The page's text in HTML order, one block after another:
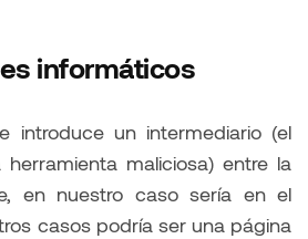
informáticos
introduce un intermediario (el
maliciosa) entre la
en nuestro caso sería en el
casos podría ser una página